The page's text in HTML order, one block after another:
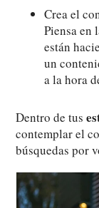
Crea el
Piensa en
están
un
a la hora
Dentro de tus
contemplar el
búsquedas por